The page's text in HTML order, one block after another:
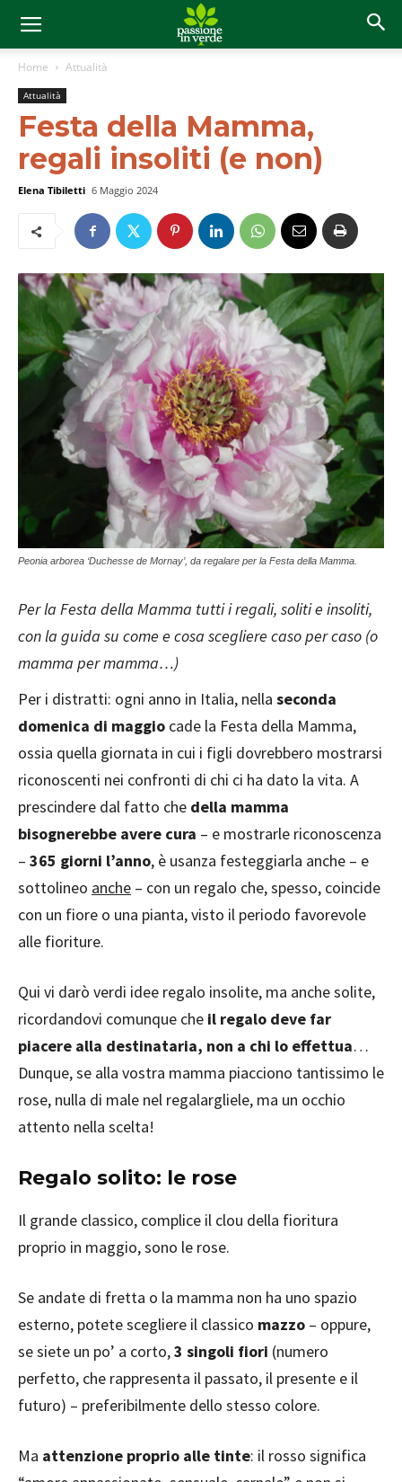
Home Attualità
Attualità
Festa della Mamma,
regali insoliti (e non)
Elena Tibiletti 6 Maggio 2024
Peonia arborea ‘Duchesse de Mornay’, da regalare per la Festa della Mamma.
Per la Festa della Mamma tutti i regali, soliti e insoliti,
con la guida su come e cosa scegliere caso per caso (o
mamma per mamma…)
Per i distratti: ogni anno in Italia, nella seconda
domenica di maggio cade la Festa della Mamma,
ossia quella giornata in cui i figli dovrebbero mostrarsi
riconoscenti nei confronti di chi ci ha dato la vita. A
prescindere dal fatto che della mamma
bisognerebbe avere cura – e mostrarle riconoscenza
– 365 giorni l’anno, è usanza festeggiarla anche – e
sottolineo anche – con un regalo che, spesso, coincide
con un fiore o una pianta, visto il periodo favorevole
alle fioriture.
Qui vi darò verdi idee regalo insolite, ma anche solite,
ricordandovi comunque che il regalo deve far
piacere alla destinataria, non a chi lo effettua…
Dunque, se alla vostra mamma piacciono tantissimo le
rose, nulla di male nel regalargliele, ma un occhio
attento nella scelta!
Regalo solito: le rose
Il grande classico, complice il clou della fioritura
proprio in maggio, sono le rose.
Se andate di fretta o la mamma non ha uno spazio
esterno, potete scegliere il classico mazzo – oppure,
se siete un po’ a corto,3 singoli fiori (numero
perfetto, che rappresenta il passato, il presente e il
futuro) – preferibilmente dello stesso colore.
Ma attenzione proprio alle tinte: il rosso significa